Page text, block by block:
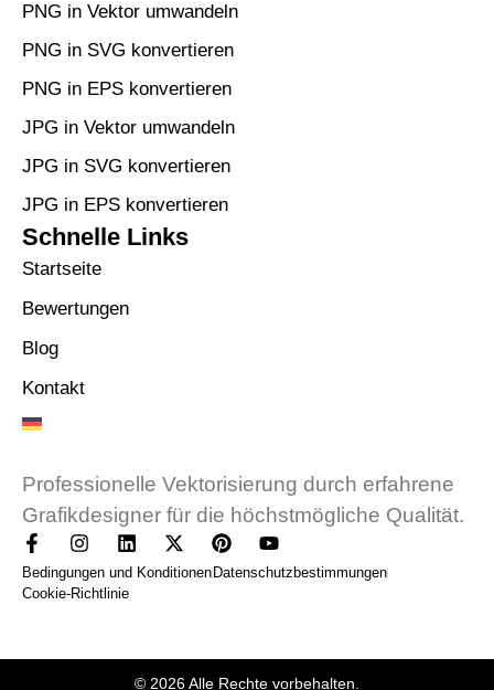
Professionelle Vektorisierung durch erfahrene
Grafikdesigner für die höchstmögliche Qualität.
Bedingungen und Konditionen Datenschutzbestimmungen
Cookie-Richtlinie
PNG in Vektor umwandeln
PNG in SVG konvertieren
PNG in EPS konvertieren
JPG in Vektor umwandeln
JPG in SVG konvertieren
JPG in EPS konvertieren
Schnelle Links
Startseite
Bewertungen
Blog
Kontakt
© 2026 Alle Rechte vorbehalten.